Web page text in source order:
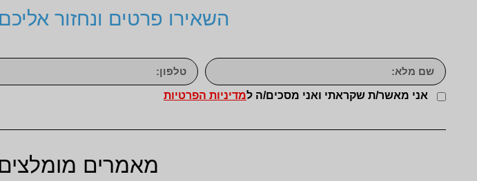
השאירו פרטים ונחזור
אני מאשר/ת שקראתי ואני מסכים/ה למדיניות הפרטיות
מאמרים